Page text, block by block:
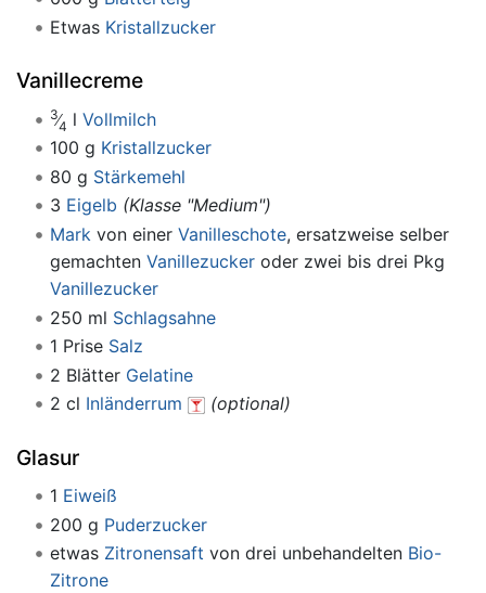
Etwas Kristallzucker
Vanillecreme
3
4 l Vollmilch
100 g Kristallzucker
80 g Stärkemehl
3 Eigelb (Klasse "Medium")
Mark von einer Vanilleschote, ersatzweise selber
gemachten Vanillezuckeroder zwei bis drei Pkg
Vanillezucker
250 ml Schlagsahne
1 Prise Salz
2 Blätter Gelatine
2 cl Inländerrum (optional)
Glasur
1 Eiweiß
200 g Puderzucker
etwas Zitronensaft von drei unbehandelten Bio-
Zitrone